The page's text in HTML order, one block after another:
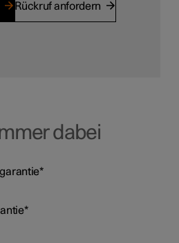
Rückruf anfordern
dabei